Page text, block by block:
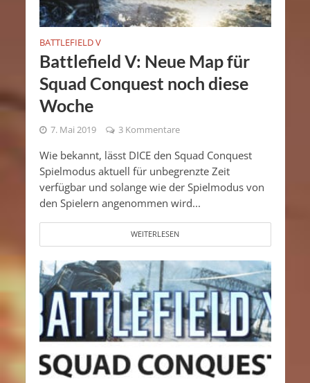
BATTLEFIELD V
Battlefield V: Neue Map für
Squad Conquest noch diese
Woche
7. Mai 2019 3 Kommentare
Wie bekannt, lässt DICE den Squad Conquest
Spielmodus aktuell für unbegrenzte Zeit
verfügbar und solange wie der Spielmodus von
den Spielern angenommen wird...
WEITERLESEN